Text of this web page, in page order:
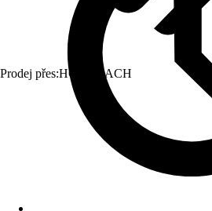
Prodej přes:HORNBACH